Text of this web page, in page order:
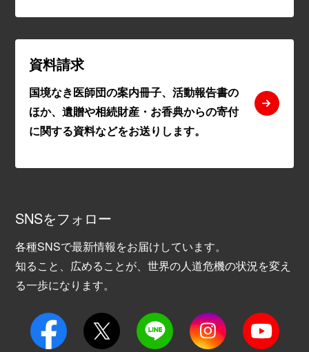
資料請求
国境なき医師団の案内冊子、活動報告書の
ほか、遺贈や相続財産・お香典からの寄付
に関する資料などをお送りします。
SNSをフォロー
各種SNSで最新情報をお届けしています。
知ること、広めることが、世界の人道危機の状況を変え
る一歩になります。